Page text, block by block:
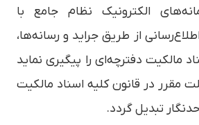
الکترونیک نظام جامع با
از طریق جراید و رسانه‌ها،
مالکیت دفترچه‌ای را پیگیری نماید
مقرر در قانون کلیه اسناد مالکیت
تبدیل گردد.